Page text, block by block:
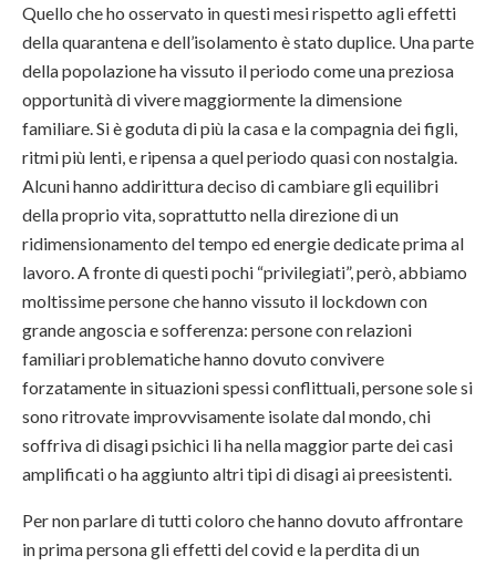
Quello che ho osservato in questi mesi rispetto agli effetti
della quarantena e dell’isolamento è stato duplice. Una parte
della popolazione ha vissuto il periodo come una preziosa
opportunità di vivere maggiormente la dimensione
familiare. Si è goduta di più la casa e la compagnia dei figli,
ritmi più lenti, e ripensa a quel periodo quasi con nostalgia.
Alcuni hanno addirittura deciso di cambiare gli equilibri
della proprio vita, soprattutto nella direzione di un
ridimensionamento del tempo ed energie dedicate prima al
lavoro. A fronte di questi pochi “privilegiati”, però, abbiamo
moltissime persone che hanno vissuto il lockdown con
grande angoscia e sofferenza: persone con relazioni
familiari problematiche hanno dovuto convivere
forzatamente in situazioni spessi conflittuali, persone sole si
sono ritrovate improvvisamente isolate dal mondo, chi
soffriva di disagi psichici li ha nella maggior parte dei casi
amplificati o ha aggiunto altri tipi di disagi ai preesistenti.
Per non parlare di tutti coloro che hanno dovuto affrontare
in prima persona gli effetti del covid e la perdita di un